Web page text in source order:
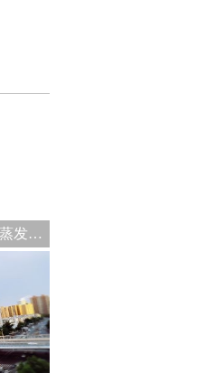
小米集团又双叒叕回购了 年内市值蒸发约1990亿港元